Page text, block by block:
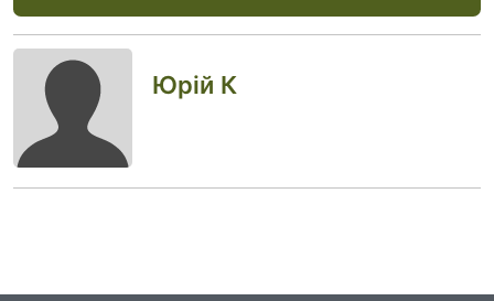
Юрій К